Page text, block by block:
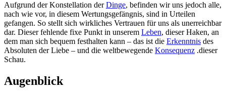
Aufgrund der Konstellation derDinge, befinden wir uns jedoch alle,
nach wie vor, in diesem Wertungsgefängnis, sind in Urteilen
gefangen. So stellt sich wirkliches Vertrauen für uns als unerreichbar
dar. Dieser fehlende fixe Punkt in unserem Leben, dieser Haken, an
dem man sich bequem festhalten kann – das ist die Erkenntnis des
Absoluten der Liebe – und die weltbewegende Konsequenz .dieser
Schau.
Augenblick